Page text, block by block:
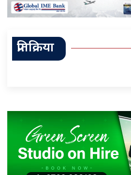
प्रतिक्रिया